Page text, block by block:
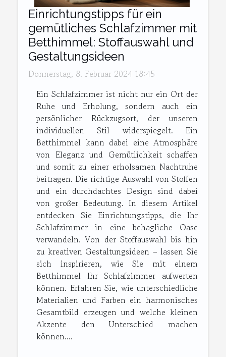
Einrichtungstipps für ein
gemütliches Schlafzimmer mit
Betthimmel: Stoffauswahl und
Gestaltungsideen
Donnerstag, 8. Februar 2024 18:45
Ein Schlafzimmer ist nicht nur ein Ort der
Ruhe und Erholung, sondern auch ein
persönlicher Rückzugsort, der unseren
individuellen Stil widerspiegelt. Ein
Betthimmel kann dabei eine Atmosphäre
von Eleganz und Gemütlichkeit schaffen
und somit zu einer erholsamen Nachtruhe
beitragen. Die richtige Auswahl von Stoffen
und ein durchdachtes Design sind dabei
von großer Bedeutung. In diesem Artikel
entdecken Sie Einrichtungstipps, die Ihr
Schlafzimmer in eine behagliche Oase
verwandeln. Von der Stoffauswahl bis hin
zu kreativen Gestaltungsideen – lassen Sie
sich inspirieren, wie Sie mit einem
Betthimmel Ihr Schlafzimmer aufwerten
können. Erfahren Sie, wie unterschiedliche
Materialien und Farben ein harmonisches
Gesamtbild erzeugen und welche kleinen
Akzente den Unterschied machen
können....